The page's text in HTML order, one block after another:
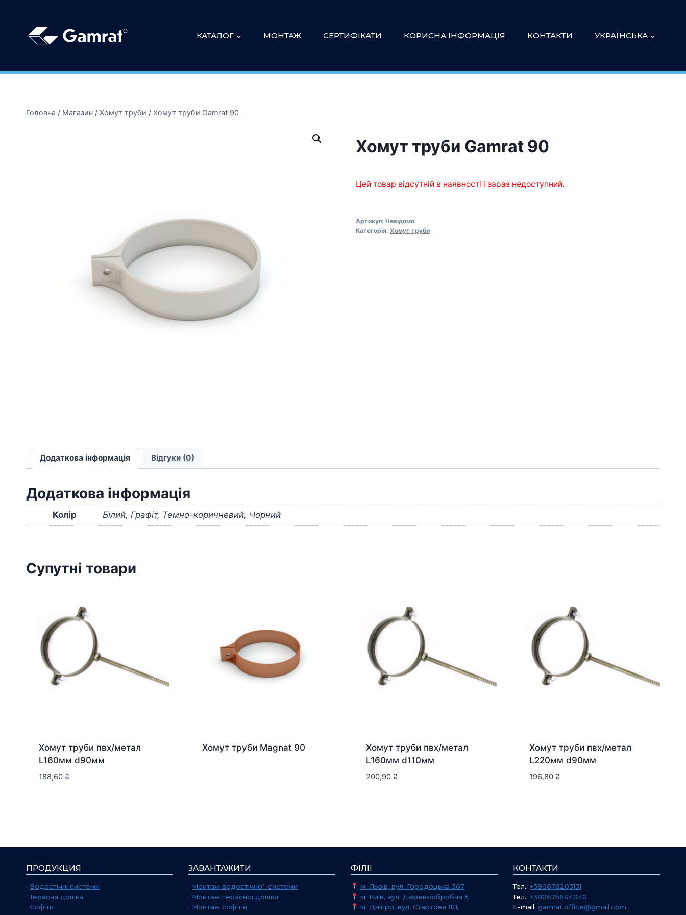
КАТАЛОГ МОНТАЖ СЕРТИФІКАТИ КОРИСНА ІНФОРМАЦІЯ КОНТАКТИ УКРАЇНСЬКА
Головна / Магазин / Хомут труби / Хомут труби Gamrat 90
Хомут труби Gamrat 90
Цей товар відсутній в наявності і зараз недоступний.
Артикул: Невідомо
Категорія: Хомут труби
Додаткова інформація Відгуки (0)
Додаткова інформація
Колір Білий, Графіт, Темно-коричневий, Чорний
Супутні товари
Хомут труби пвх/метал
L160мм d90мм
188,60 ₴
Хомут труби Magnat 90
Хомут труби пвх/метал
L160мм d110мм
200,90 ₴
Хомут труби пвх/метал
L220мм d90мм
196,80 ₴
ПРОДУКЦИЯ
· Водостічні системи
·Терасна дошка
· Софіти
ЗАВАНТАЖИТИ
· Монтаж водостічної системи
· Монтаж терасної дошки
· Монтаж софітів
ФІЛІЇ
м. Львів, вул. Городоцька 367
м. Київ, вул. Деревообробна 5
м. Дніпро, вул. Стартова 11Д
КОНТАКТИ
Тел.: +380676203131
Тел.: +380675644040
E-mail: gamrat.office@gmail.com